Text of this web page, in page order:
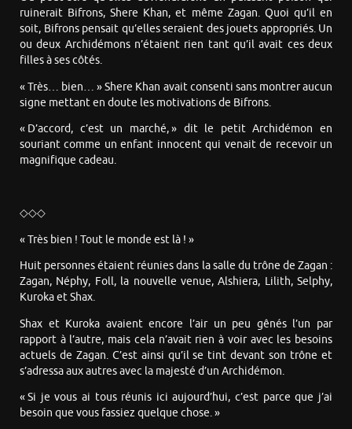
ruinerait Bifrons, Shere Khan, et même Zagan. Quoi qu’il en
soit, Bifrons pensait qu’elles seraient des jouets appropriés. Un
ou deux Archidémons n’étaient rien tant qu’il avait ces deux
filles à ses côtés.
« Très… bien… » Shere Khan avait consenti sans montrer aucun
signe mettant en doute les motivations de Bifrons.
« D’accord, c’est un marché, » dit le petit Archidémon en
souriant comme un enfant innocent qui venait de recevoir un
magnifique cadeau.
◇◇◇
« Très bien ! Tout le monde est là ! »
Huit personnes étaient réunies dans la salle du trône de Zagan :
Zagan, Néphy, Foll, la nouvelle venue, Alshiera, Lilith, Selphy,
Kuroka et Shax.
Shax et Kuroka avaient encore l’air un peu gênés l’un par
rapport à l’autre, mais cela n’avait rien à voir avec les besoins
actuels de Zagan. C’est ainsi qu’il se tint devant son trône et
s’adressa aux autres avec la majesté d’un Archidémon.
« Si je vous ai tous réunis ici aujourd’hui, c’est parce que j’ai
besoin que vous fassiez quelque chose. »